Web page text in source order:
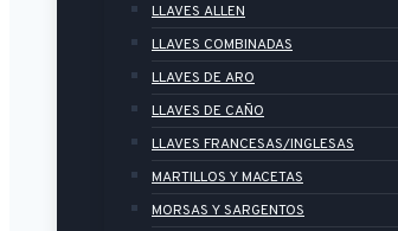
LLAVES ALLEN
LLAVES COMBINADAS
LLAVES DE ARO
LLAVES DE CAÑO
LLAVES FRANCESAS/INGLESAS
MARTILLOS Y MACETAS
MORSAS Y SARGENTOS